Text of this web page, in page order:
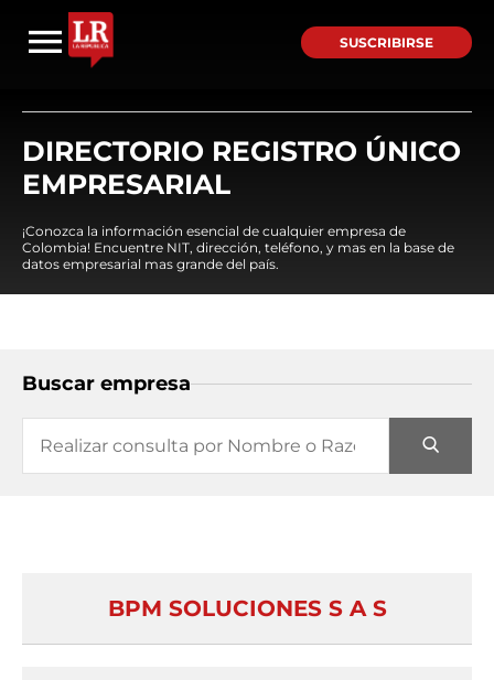
SUSCRIBIRSE
DIRECTORIO REGISTRO ÚNICO
EMPRESARIAL
¡Conozca la información esencial de cualquier empresa de
Colombia! Encuentre NIT, dirección, teléfono, y mas en la base de
datos empresarial mas grande del país.
Buscar empresa
BPM SOLUCIONES S A S